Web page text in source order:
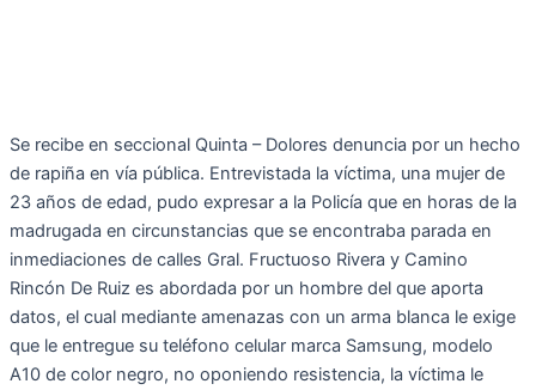
Se recibe en seccional Quinta – Dolores denuncia por un hecho
de rapiña en vía pública. Entrevistada la víctima, una mujer de
23 años de edad, pudo expresar a la Policía que en horas de la
madrugada en circunstancias que se encontraba parada en
inmediaciones de calles Gral. Fructuoso Rivera y Camino
Rincón De Ruiz es abordada por un hombre del que aporta
datos, el cual mediante amenazas con un arma blanca le exige
que le entregue su teléfono celular marca Samsung, modelo
A10 de color negro, no oponiendo resistencia, la víctima le